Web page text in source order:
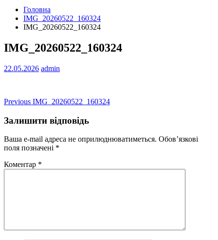
Головна
IMG_20260522_160324
IMG_20260522_160324
IMG_20260522_160324
22.05.2026 admin
Навігація
записів
Previous Previous
IMG_20260522_160324
Залишити відповідь
Ваша e-mail адреса не оприлюднюватиметься. Обов’язкові
поля позначені *
Коментар *